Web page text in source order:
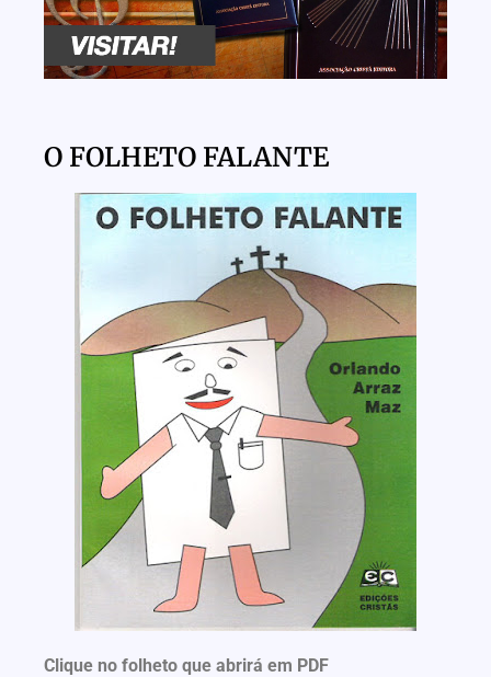
O FOLHETO FALANTE
Clique no folheto que abrirá em PDF